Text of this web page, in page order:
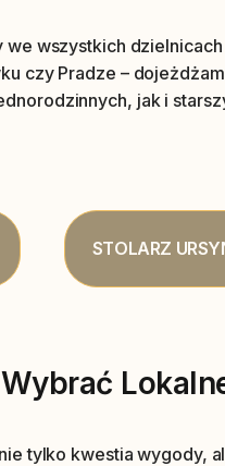
we wszystkich
czy Pradze –
jak i
STOLARZ
tylko kwestia wygody,